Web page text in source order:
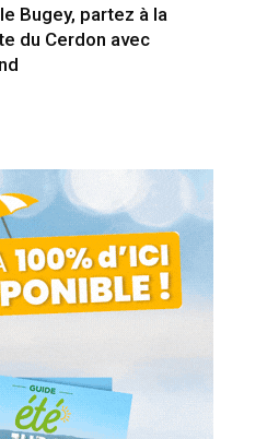
Bugey, partez à la
du Cerdon avec